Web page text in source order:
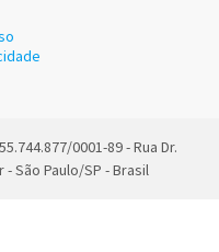
0001-89 - Rua Dr.
- São Paulo/SP - Brasil